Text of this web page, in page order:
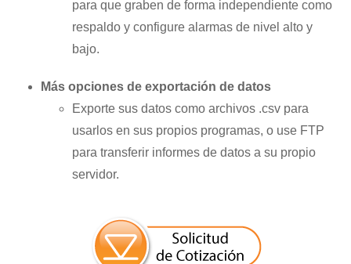
para que graben de forma independiente como
respaldo y configure alarmas de nivel alto y
bajo.
Más opciones de exportación de datos
Exporte sus datos como archivos .csv para
usarlos en sus propios programas, o use FTP
para transferir informes de datos a su propio
servidor.